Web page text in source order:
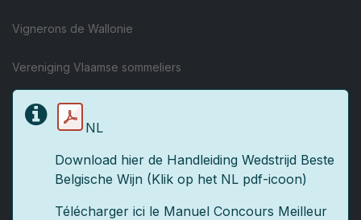
Vignerons de Wallonie
Vereniging Vlaamse sommeliers
NL
Download hier de Handleiding Wedstrijd Beste
Belgische Wijn (Klik op het NL pdf-icoon)
Télécharger ici le Manuel Concours Meilleur